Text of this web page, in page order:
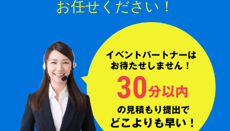
お任せください！